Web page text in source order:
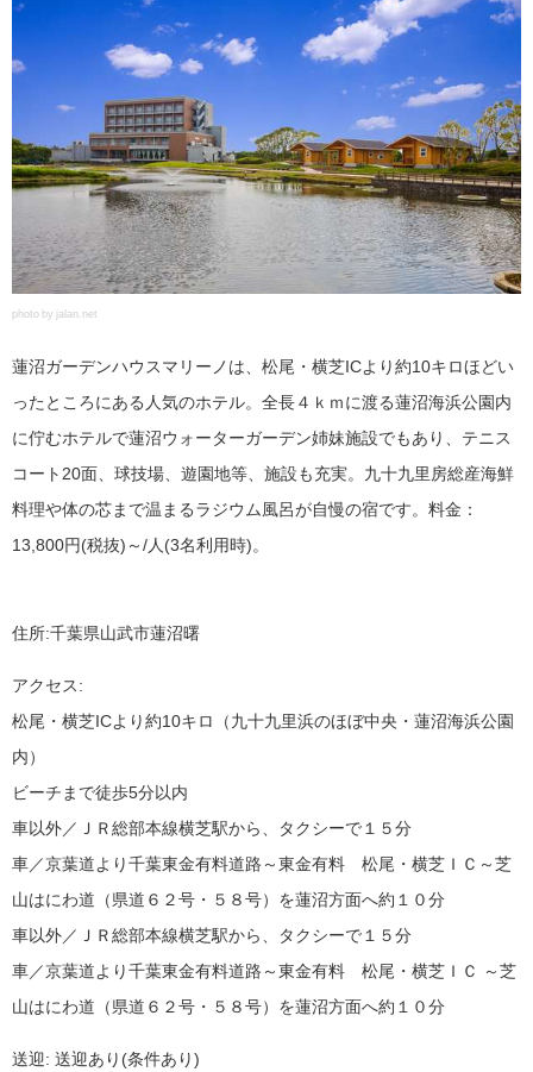
photo by jalan.net
蓮沼ガーデンハウスマリーノは、松尾・横芝ICより約10キロほどい
ったところにある人気のホテル。全長４ｋｍに渡る蓮沼海浜公園内
に佇むホテルで蓮沼ウォーターガーデン姉妹施設でもあり、テニス
コート20面、球技場、遊園地等、施設も充実。九十九里房総産海鮮
料理や体の芯まで温まるラジウム風呂が自慢の宿です。料金：
13,800円(税抜)～/人(3名利用時)。
住所:千葉県山武市蓮沼曙
アクセス:
松尾・横芝ICより約10キロ（九十九里浜のほぼ中央・蓮沼海浜公園
内）
ビーチまで徒歩5分以内
車以外／ＪＲ総部本線横芝駅から、タクシーで１５分
車／京葉道より千葉東金有料道路～東金有料 松尾・横芝ＩＣ～芝
山はにわ道（県道６２号・５８号）を蓮沼方面へ約１０分
車以外／ＪＲ総部本線横芝駅から、タクシーで１５分
車／京葉道より千葉東金有料道路～東金有料 松尾・横芝ＩＣ ～芝
山はにわ道（県道６２号・５８号）を蓮沼方面へ約１０分
送迎: 送迎あり(条件あり)